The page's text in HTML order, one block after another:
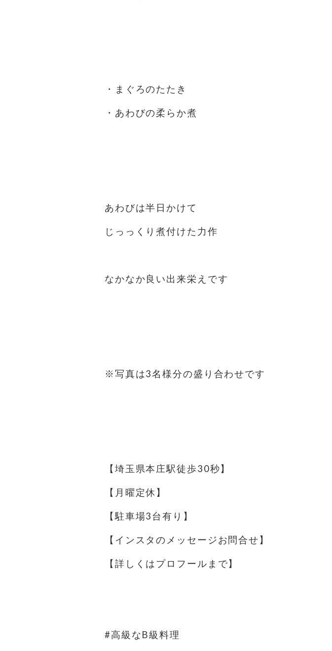
・まぐろのたたき
・あわびの柔らか煮
あわびは半日かけて
じっっくり煮付けた力作️
なかなか良い出来栄えです
※写真は3名様分の盛り合わせです
【埼玉県本庄駅徒歩30秒】
【月曜定休】
【駐車場️3台有り】
【インスタのメッセージお問合せ】
【詳しくはプロフールまで】
#高級なB級料理